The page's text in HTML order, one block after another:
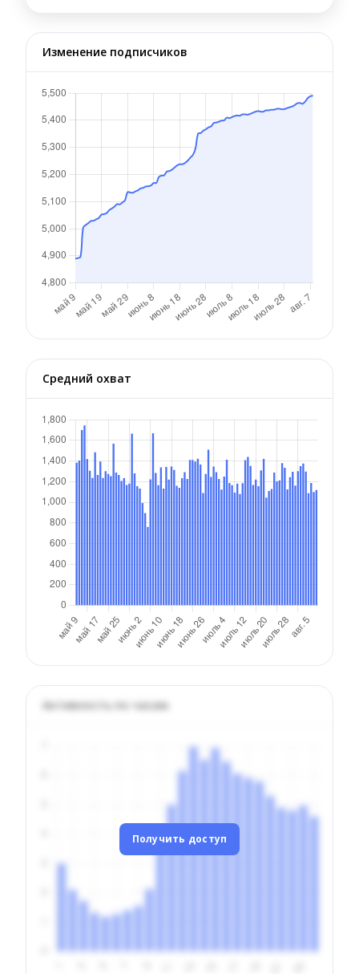
Изменение подписчиков
Средний охват
Активность по часам
Получить доступ